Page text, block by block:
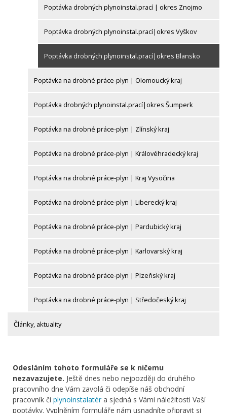
Poptávka drobných plynoinstal.prací | okres Znojmo
Poptávka drobných plynoinstal.prací|okres Vyškov
Poptávka drobných plynoinstal.prací|okres Blansko
Poptávka na drobné práce-plyn | Olomoucký kraj
Poptávka drobných plynoinstal.prací|okres Šumperk
Poptávka na drobné práce-plyn | Zlínský kraj
Poptávka na drobné práce-plyn | Královéhradecký kraj
Poptávka na drobné práce-plyn | Kraj Vysočina
Poptávka na drobné práce-plyn | Liberecký kraj
Poptávka na drobné práce-plyn | Pardubický kraj
Poptávka na drobné práce-plyn | Karlovarský kraj
Poptávka na drobné práce-plyn | Plzeňský kraj
Poptávka na drobné práce-plyn | Středočeský kraj
Články, aktuality
Odesláním tohoto formuláře se k ničemu
nezavazujete. Ještě dnes nebo nejpozději do druhého
pracovního dne Vám zavolá či odepíše náš obchodní
pracovník či plynoinstalatéra sjedná s Vámi náležitosti Vaší
poptávky. Vyplněním formuláře nám usnadníte připravit si